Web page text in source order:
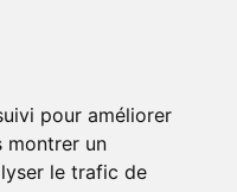
pour améliorer
montrer un
le trafic de